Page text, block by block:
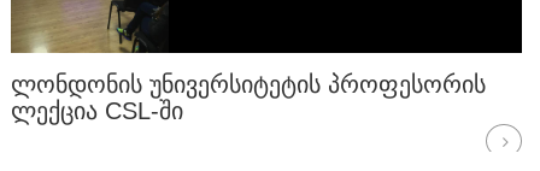
ᲚᲝᲜᲓᲝᲜᲘᲡ ᲣᲜᲘᲕᲔᲠᲡᲘᲢᲔᲢᲘᲡ ᲞᲠᲝᲤᲔᲡᲝᲠᲘᲡ
ᲚᲔᲥᲪᲘᲐ CSL-ᲨᲘ